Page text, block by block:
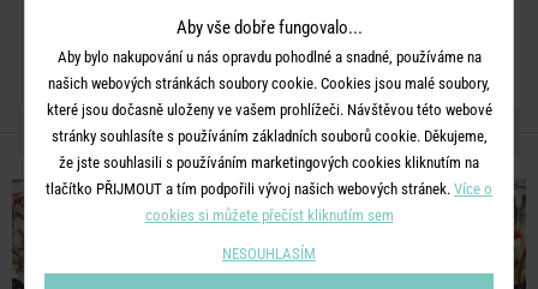
DALŠÍ PRODUKTY ZE SÉRIE
Aby vše dobře fungovalo...
Aby bylo nakupování u nás opravdu pohodlné a snadné, používáme na
našich webových stránkách soubory cookie. Cookies jsou malé soubory,
které jsou dočasně uloženy ve vašem prohlížeči. Návštěvou této webové
stránky souhlasíte s používáním základních souborů cookie. Děkujeme,
že jste souhlasili s používáním marketingových cookies kliknutím na
tlačítko PŘIJMOUT a tím podpořili vývoj našich webových stránek. Více o
cookies si můžete přečíst kliknutím sem
NESOUHLASÍM